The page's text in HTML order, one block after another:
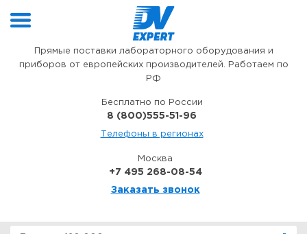
Прямые поставки лабораторного оборудования и
приборов от европейских производителей. Работаем по
РФ
Бесплатно по России
8 (800)555-51-96
Телефоны в регионах
Москва
+7 495 268-08-54
Заказать звонок